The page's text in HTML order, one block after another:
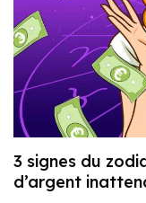
3 signes du
d’argent